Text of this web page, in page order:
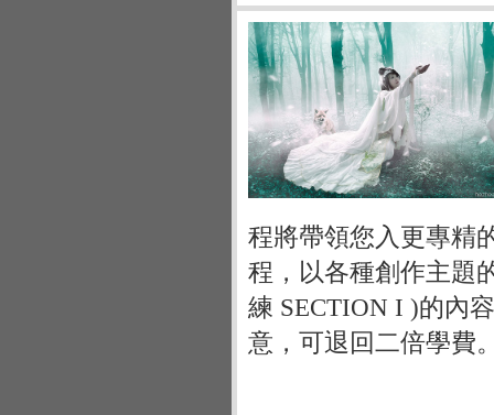
程將帶領您入更專精
程，以各種創作主題
練 SECTION I )的內
意，可退回二倍學費